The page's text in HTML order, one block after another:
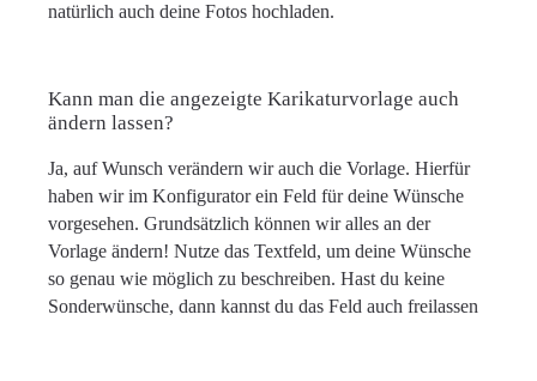
natürlich auch deine Fotos hochladen.
Kann man die angezeigte Karikaturvorlage auch
ändern lassen?
Ja, auf Wunsch verändern wir auch die Vorlage. Hierfür
haben wir im Konfigurator ein Feld für deine Wünsche
vorgesehen. Grundsätzlich können wir alles an der
Vorlage ändern! Nutze das Textfeld, um deine Wünsche
so genau wie möglich zu beschreiben. Hast du keine
Sonderwünsche, dann kannst du das Feld auch freilassen